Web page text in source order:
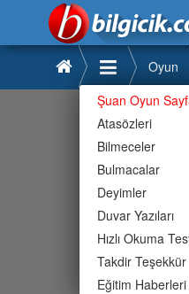
Şuan Oyun
Atasözleri
Bilmeceler
Bulmacalar
Deyimler
Duvar Yazıları
Hızlı Okuma
Takdir
Eğitim Haberleri
Oyun